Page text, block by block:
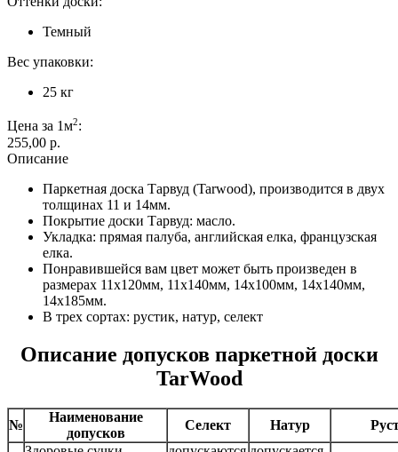
Темный
Вес упаковки:
25 кг
Цена за 1м2:
255,00 p.
Описание
Паркетная доска Тарвуд (Tarwood), производится в двух
толщинах 11 и 14мм.
Покрытие доски Тарвуд: масло.
Укладка: прямая палуба, английская елка, французская
елка.
Понравившейся вам цвет может быть произведен в
размерах 11х120мм, 11х140мм, 14х100мм, 14х140мм,
14х185мм.
В трех сортах: рустик, натур, селект
Описание допусков паркетной доски
TarWood
№
Наименование
допусков
Селект Натур